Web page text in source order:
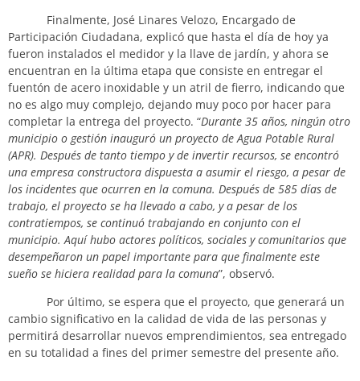
Finalmente, José Linares Velozo, Encargado de
Participación Ciudadana, explicó que hasta el día de hoy ya
fueron instalados el medidor y la llave de jardín, y ahora se
encuentran en la última etapa que consiste en entregar el
fuentón de acero inoxidable y un atril de fierro, indicando que
no es algo muy complejo, dejando muy poco por hacer para
completar la entrega del proyecto. “Durante 35 años, ningún otro
municipio o gestión inauguró un proyecto de Agua Potable Rural
(APR). Después de tanto tiempo y de invertir recursos, se encontró
una empresa constructora dispuesta a asumir el riesgo, a pesar de
los incidentes que ocurren en la comuna. Después de 585 días de
trabajo, el proyecto se ha llevado a cabo, y a pesar de los
contratiempos, se continuó trabajando en conjunto con el
municipio. Aquí hubo actores políticos, sociales y comunitarios que
desempeñaron un papel importante para que finalmente este
sueño se hiciera realidad para la comuna”, observó.
Por último, se espera que el proyecto, que generará un
cambio significativo en la calidad de vida de las personas y
permitirá desarrollar nuevos emprendimientos, sea entregado
en su totalidad a fines del primer semestre del presente año.